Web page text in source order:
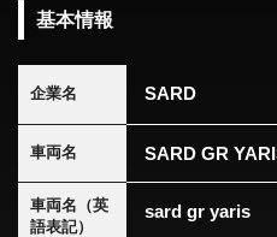
基本情報
企業名 SARD
車両名 SARD GR
車両名（英
語表記）
sard gr yaris